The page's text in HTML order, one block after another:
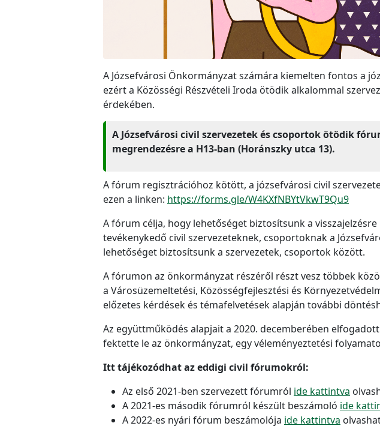
A Józsefvárosi Önkormányzat számára kiemelten fontos a
ezért a Közösségi Részvételi Iroda ötödik alkalommal
érdekében.
A Józsefvárosi civil szervezetek és csoportok ötödik
megrendezésre a H13-ban (Horánszky utca 13).
A fórum regisztrációhoz kötött, a józsefvárosi civil
ezen a linken: https://forms.gle/W4KXfNBYtVkwT9Qu9
A fórum célja, hogy lehetőséget biztosítsunk a
tevékenykedő civil szervezeteknek, csoportoknak a
lehetőséget biztosítsunk a szervezetek, csoportok között.
A fórumon az önkormányzat részéről részt vesz többek
a Városüzemeltetési, Közösségfejlesztési és
előzetes kérdések és témafelvetések alapján további
Az együttműködés alapjait a 2020. decemberében elfogadott
fektette le az önkormányzat, egy véleményeztetési
Itt tájékozódhat az eddigi civil fórumokról:
Az első 2021-ben szervezett fórumról ide kattintva
A 2021-es második fórumról készült beszámoló ide
A 2022-es nyári fórum beszámolója ide kattintva